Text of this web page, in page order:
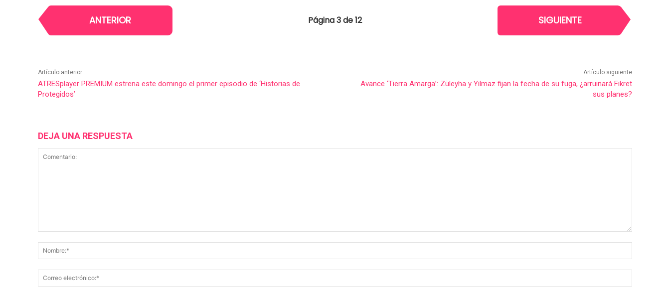
ANTERIOR Página 3 de 12 SIGUIENTE
Artículo anterior
ATRESplayer PREMIUM estrena este domingo el primer episodio de ‘Historias de
Protegidos’
Artículo siguiente
Avance ‘Tierra Amarga’: Züleyha y Yilmaz fijan la fecha de su fuga, ¿arruinará Fikret
sus planes?
DEJA UNA RESPUESTA